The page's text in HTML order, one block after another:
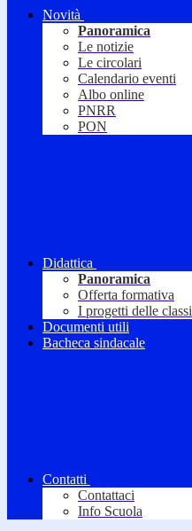
Novità
Panoramica
Le notizie
Le circolari
Calendario eventi
Albo online
PNRR
PON
Didattica
Panoramica
Offerta formativa
I progetti delle classi
Documenti utili
Bacheca sindacale
Contatti
Contattaci
Info Scuola